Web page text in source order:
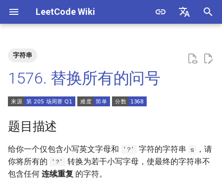
LeetCode Wiki
在
始
化
搜
引
擎
7. 重建二叉树
数
4. 只出现一次的数字
5. 单词长度的最大乘积
1.5. 一次编辑
字符串
1576. 替换所有的问号
题目描述
给你一个仅包含小写英文字母和 '?' 字符的字符串 s
，请
你将所有的
'?'
转换为若干小写字母，使最终的字符串不
包含任何 连续重复 的字符。